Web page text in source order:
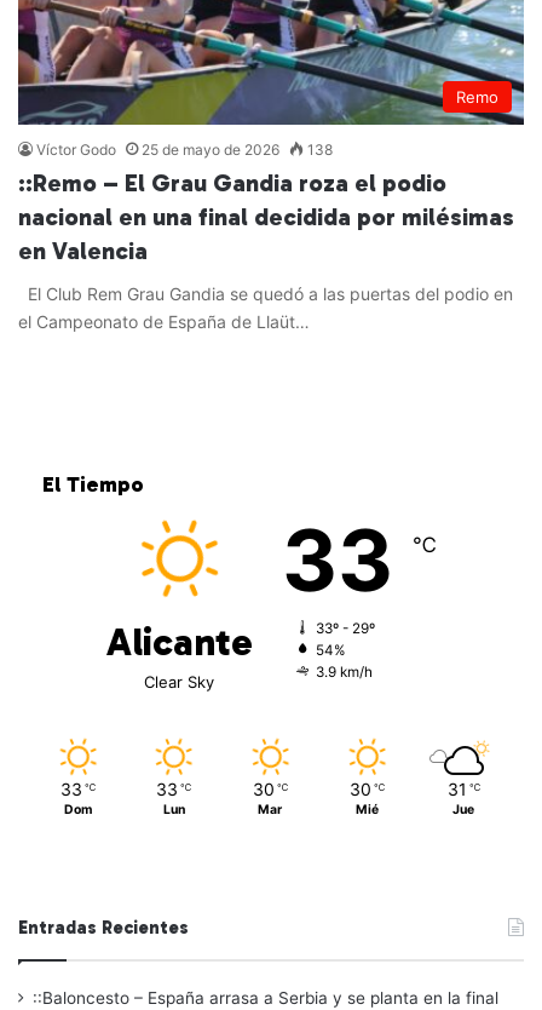
Remo
Víctor Godo 25 de mayo de 2026 138
::Remo – El Grau Gandia roza el podio
nacional en una final decidida por milésimas
en Valencia
El Club Rem Grau Gandia se quedó a las puertas del podio en
el Campeonato de España de Llaüt…
El Tiempo
Alicante
Clear Sky
33 ℃
33º - 29º
54%
3.9 km/h
33 ℃
Dom
33 ℃
Lun
30 ℃
Mar
30 ℃
Mié
31 ℃
Jue
Entradas Recientes
::Baloncesto – España arrasa a Serbia y se planta en la final